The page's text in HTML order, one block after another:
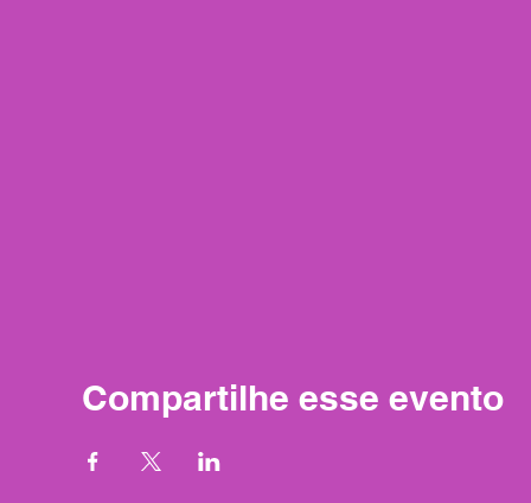
Compartilhe esse evento